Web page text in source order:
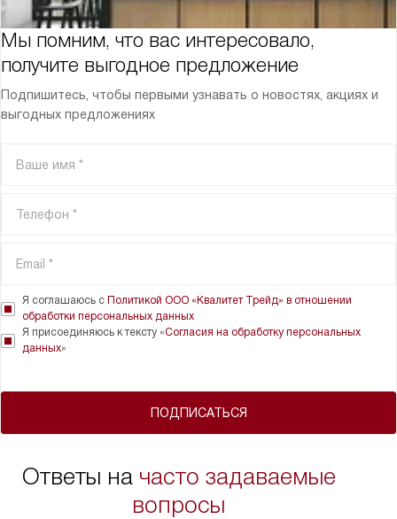
Мы помним, что вас интересовало,
получите выгодное предложение
Подпишитесь, чтобы первыми узнавать о новостях, акциях и
выгодных предложениях
ПОДПИСАТЬСЯ
Я соглашаюсь с Политикой ООО «Квалитет Трейд» в отношении
обработки персональных данных
Я присоединяюсь к тексту «Согласия на обработку персональных
данных»
Ответы на часто задаваемые
вопросы